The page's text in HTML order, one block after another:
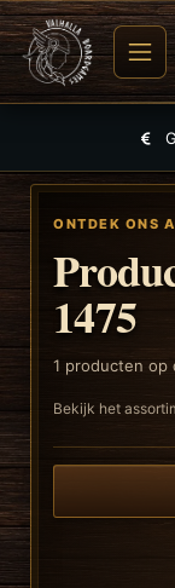
ONTDEK ONS
1475
1 producten op
Bekijk het